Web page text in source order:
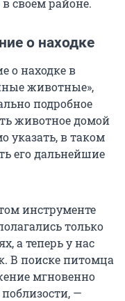
своём районе.
о находке
о находке в
животные»,
подробное
животное домой
указать, в таком
его дальнейшие
инструменте
только
а теперь у нас
В поиске питомца
мгновенно
—